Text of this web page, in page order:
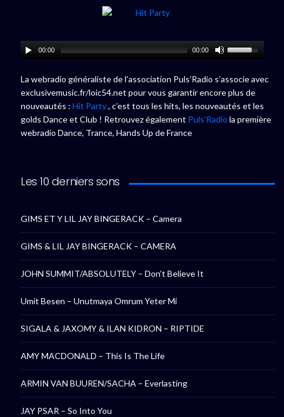
00:00 00:00
La webradio généraliste de l’association Puls’Radio s’associe avec
exclusivemusic.fr/loic54.net pour vous garantir encore plus de
nouveautés : Hit Party, c’est tous les hits, les nouveautés et les
golds Dance et Club ! Retrouvez également Puls’Radio la première
webradio Dance, Trance, Hands Up de France
Les 10 derniers sons
GIMS ET Y LIL JAY BINGERACK – Camera
GIMS & LIL JAY BINGERACK – CAMERA
JOHN SUMMIT/ABSOLUTELY – Don’t Believe It
Umit Besen – Unutmaya Omrum Yeter Mi
SIGALA & JAXOMY & ILAN KIDRON – RIPTIDE
AMY MACDONALD – This Is The Life
ARMIN VAN BUUREN/SACHA – Everlasting
JAY PSAR – So Into You